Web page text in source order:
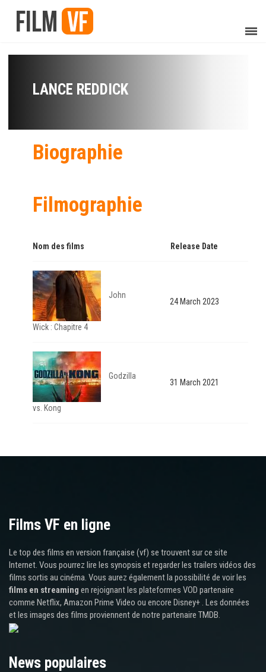
LANCE REDDICK
Biographie
Filmographie
Nom des films Release Date
John
Wick : Chapitre 4
24 March 2023
Godzilla
vs. Kong
31 March 2021
Films VF en ligne
Le top des films en version française (vf) se trouvent sur ce site
Internet. Vous pourrez lire les synopsis et regarder les trailers vidéos des
films sortis au cinéma. Vous aurez également la possibilité de voir les
films en streaming en rejoignant les plateformes VOD partenaire
comme Netflix, Amazon Prime Video ou encore Disney+ . Les données
et les images des films proviennent de notre partenaire TMDB.
News populaires